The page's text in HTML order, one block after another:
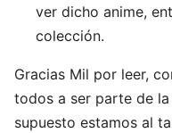
ver dicho anime,
colección.
Gracias Mil por leer,
todos a ser parte de
supuesto estamos al